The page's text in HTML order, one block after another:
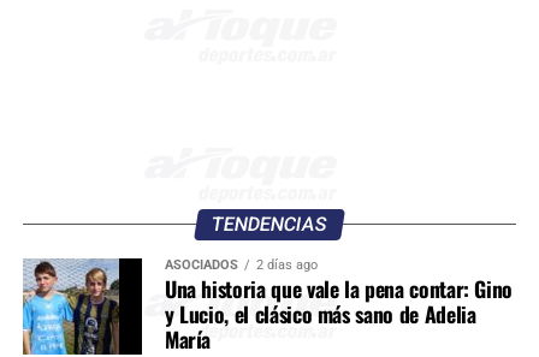
TENDENCIAS
ASOCIADOS 2 días ago
Una historia que vale la pena contar: Gino
y Lucio, el clásico más sano de Adelia
María